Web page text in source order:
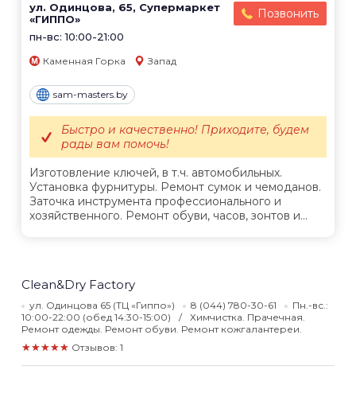
ул. Одинцова, 65, Супермаркет
«ГИППО»
пн-вс: 10:00-21:00
Позвонить
Каменная Горка Запад
sam-masters.by
Изготовление ключей, в т.ч. автомобильных.
Установка фурнитуры. Ремонт сумок и чемоданов.
Заточка инструмента профессионального и
хозяйственного. Ремонт обуви, часов, зонтов и...
Быстро и качественно! Приходите, будем
рады вам помочь!
Clean&Dry Factory
ул. Одинцова 65 (ТЦ «Гиппо») 8 (044) 780-30-61
Пн.-вс.:
10:00-22:00 (обед 14:30-15:00)
Химчистка. Прачечная.
Ремонт одежды. Ремонт обуви. Ремонт кожгалантереи.
★★★★★ Отзывов: 1